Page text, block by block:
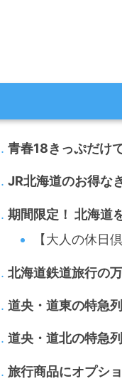
青春18きっぷだけ
JR北海道のお得な
期間限定！ 北海道
【大人の休日
北海道鉄道旅行の
道央・道東の特急
道央・道北の特急
旅行商品にオプシ